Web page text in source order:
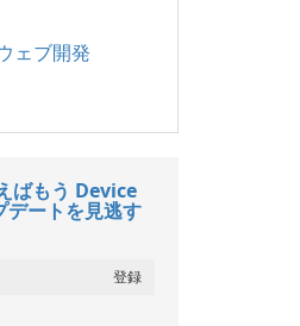
ェブ開発
ばもう Device
ートを見逃す